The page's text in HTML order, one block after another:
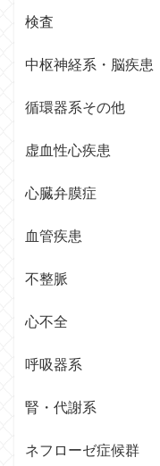
検査
中枢神経系・脳疾患
循環器系その他
虚血性心疾患
心臓弁膜症
血管疾患
不整脈
心不全
呼吸器系
腎・代謝系
ネフローゼ症候群